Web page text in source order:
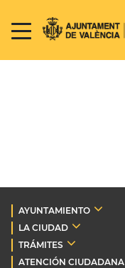
AYUNTAMIENTO
LA CIUDAD
TRÁMITES
ATENCIÓN CIUDADANA